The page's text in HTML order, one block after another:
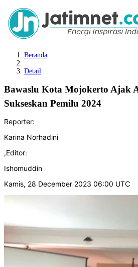
Beranda
Detail
Bawaslu Kota Mojokerto Ajak
Sukseskan Pemilu 2024
Reporter:
Karina Norhadini
,Editor:
Ishomuddin
Kamis, 28 December 2023 06:00 UTC